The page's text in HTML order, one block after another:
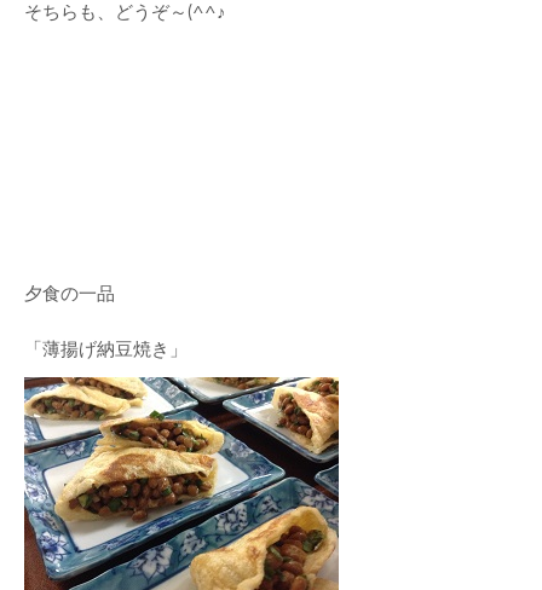
そちらも、どうぞ～(^^♪
夕食の一品
「薄揚げ納豆焼き」